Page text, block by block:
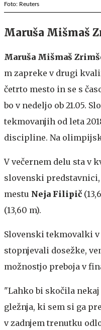
Foto: Reuters
Maruša Mišmaš
Maruša Mišmaš
m zapreke v drugi
četrto mesto in se s
bo v nedeljo ob 21.05.
tekmovanjih od leta
discipline. Na
V večernem delu sta v
slovenski
mestu Neja Filipič
(13,60 m).
Slovenski tekmovalki
stopnjevali dosežke,
možnostjo preboja v
"Lahko bi skočila
gležnja, ki sem si ga
v zadnjem trenutku